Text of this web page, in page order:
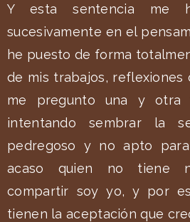
Y esta sentencia me
sucesivamente en el
he puesto de forma
de mis trabajos, reflexiones
me pregunto una y otra
intentando sembrar la
pedregoso y no apto
acaso quien no tiene
compartir soy yo, y por
tienen la aceptación que